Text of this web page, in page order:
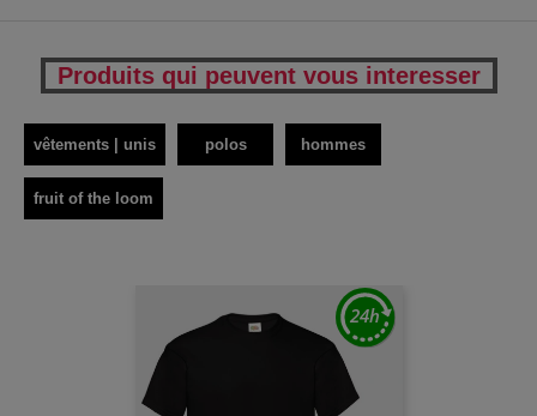
Produits qui peuvent vous interesser
vêtements | unis polos hommes
fruit of the loom